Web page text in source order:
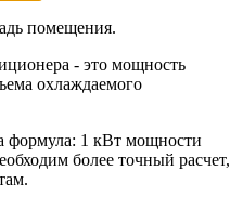
помещения.
- это мощность
охлаждаемого
формула: 1 кВт мощности
более точный расчет,